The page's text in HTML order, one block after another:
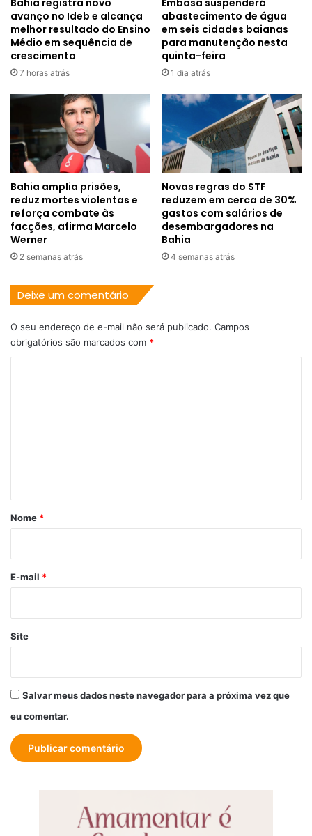
Bahia registra novo
avanço no Ideb e alcança
melhor resultado do Ensino
Médio em sequência de
crescimento
7 horas atrás
Embasa suspenderá
abastecimento de água
em seis cidades baianas
para manutenção nesta
quinta-feira
1 dia atrás
Bahia amplia prisões,
reduz mortes violentas e
reforça combate às
facções, afirma Marcelo
Werner
2 semanas atrás
Novas regras do STF
reduzem em cerca de 30%
gastos com salários de
desembargadores na
Bahia
4 semanas atrás
Deixe um comentário
O seu endereço de e-mail não será publicado. Campos
obrigatórios são marcados com *
r
*
Nome *
E-mail *
Site
Salvar meus dados neste navegador para a próxima vez que
eu comentar.